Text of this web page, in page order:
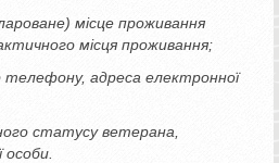
місце проживання
місця проживання;
телефону, адреса електронної
статусу ветерана,